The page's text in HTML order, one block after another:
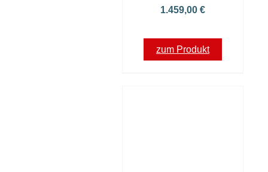
1.459,00 €
zum Produkt